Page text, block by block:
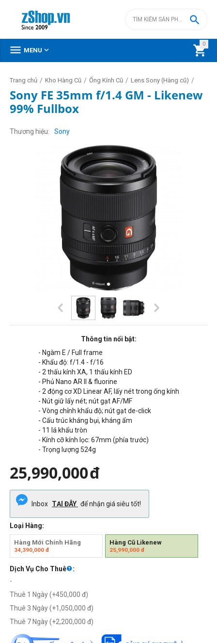
0


 MENU 
Trang chủ / Kho Hàng Cũ / Ống Kính Cũ / Lens Sony (Hàng cũ) /
Sony FE 35mm f/1.4 GM - Likenew
99% Fullbox
Thương hiệu Sony
Thông tin nổi bật:
- Ngàm E / Full frame
- Khẩu độ: f/1.4 - f/16
- 2 thấu kính XA, 1 thấu kính ED
- Phủ Nano AR II & fluorine
- 2 động cơ XD Linear AF, lấy nét trong ống kính
- Nút giữ lấy nét; nút gạt AF/MF
- Vòng chỉnh khẩu độ; nút gạt de-click
- Cấu trúc kháng bụi, kháng ẩm
- 11 lá khẩu tròn
- Kính cỡ kính lọc: 67mm (phía trước)
- Trọng lượng 524g
25,990,000đ
Inbox TẠI ĐÂY để nhận giá siêu tốt!
Loại Hàng:
Hàng Mới Chính Hãng
34,390,000 đ
Hàng Cũ Likenew
25,990,000đ
Dịch Vụ Cho Thuê
:
-
Thuê 1 Ngày (+450,000 đ)
Thuê 3 Ngày (+1,050,000 đ)
Thuê 7 Ngày (+2,200,000 đ)